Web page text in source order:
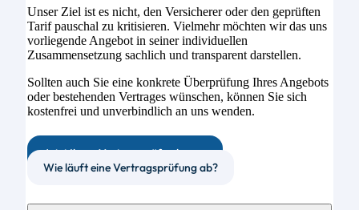
Unser Ziel ist es nicht, den Versicherer oder den geprüften
Tarif pauschal zu kritisieren. Vielmehr möchten wir das uns
vorliegende Angebot in seiner individuellen
Zusammensetzung sachlich und transparent darstellen.
Sollten auch Sie eine konkrete Überprüfung Ihres Angebots
oder bestehenden Vertrages wünschen, können Sie sich
kostenfrei und unverbindlich an uns wenden.
Jetzt Ihren Vertrag prüfen lassen
Wie läuft eine Vertragsprüfung ab?